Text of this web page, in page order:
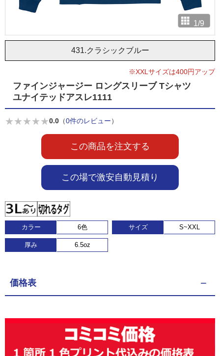
431.クラシックブルー
1 /9
※XXLサイズは400円アップ
ファインジャージー ロングスリーブ Tシャツ
ユナイテッドアスレ1111
★ ★ ★ ★ ★0.0 （0件のレビュー）
この商品を注文する
この場で激安自動見積り
カラー 6色 サイズ S~XXL
厚み 6.5oz
価格表